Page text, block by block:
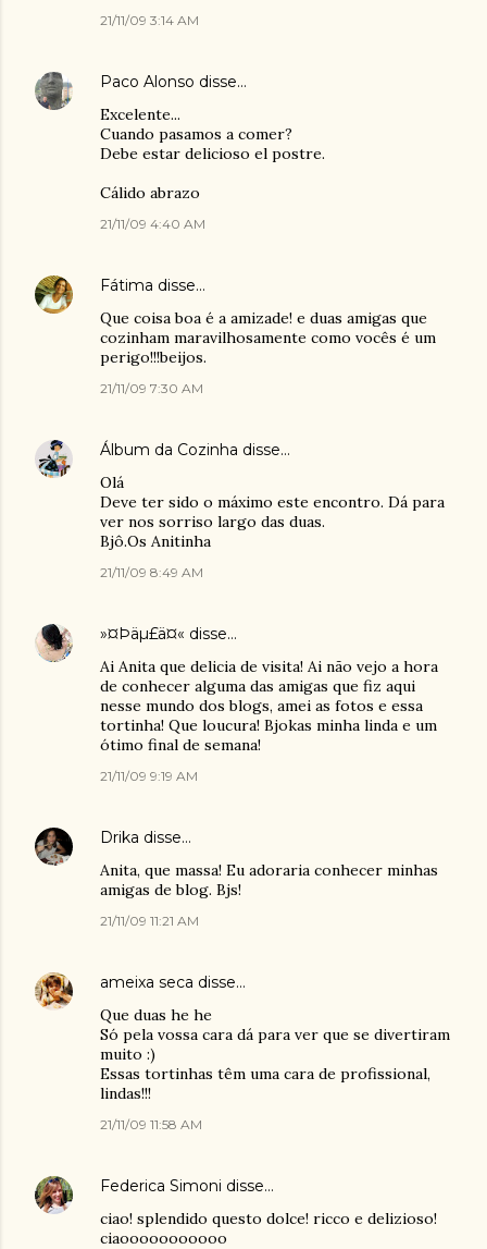
21/11/09 3:14 AM
Paco Alonso disse…
Excelente...
Cuando pasamos a comer?
Debe estar delicioso el postre.
Cálido abrazo
21/11/09 4:40 AM
Fátima disse…
Que coisa boa é a amizade! e duas amigas que
cozinham maravilhosamente como vocês é um
perigo!!!beijos.
21/11/09 7:30 AM
Álbum da Cozinha disse…
Olá
Deve ter sido o máximo este encontro. Dá para
ver nos sorriso largo das duas.
Bjô.Os Anitinha
21/11/09 8:49 AM
»¤Þäµ£ä¤« disse…
Ai Anita que delicia de visita! Ai não vejo a hora
de conhecer alguma das amigas que fiz aqui
nesse mundo dos blogs, amei as fotos e essa
tortinha! Que loucura! Bjokas minha linda e um
ótimo final de semana!
21/11/09 9:19 AM
Drika disse…
Anita, que massa! Eu adoraria conhecer minhas
amigas de blog. Bjs!
21/11/09 11:21 AM
ameixa seca disse…
Que duas he he
Só pela vossa cara dá para ver que se divertiram
muito :)
Essas tortinhas têm uma cara de profissional,
lindas!!!
21/11/09 11:58 AM
Federica Simoni disse…
ciao! splendido questo dolce! ricco e delizioso!
ciaooooooooooo